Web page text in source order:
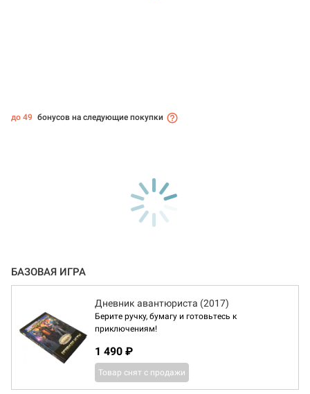
до 49 бонусов на следующие покупки
БАЗОВАЯ ИГРА
Дневник авантюриста (2017)
Берите ручку, бумагу и готовьтесь к
приключениям!
1 490 ₽
Товар снят с продажи